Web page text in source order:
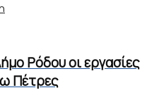
Ρόδου οι εργασίες
Πέτρες